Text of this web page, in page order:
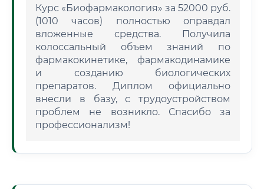
Курс «Биофармакология» за 52000 руб.
(1010 часов) полностью оправдал
вложенные средства. Получила
колоссальный объем знаний по
фармакокинетике, фармакодинамике
и созданию биологических
препаратов. Диплом официально
внесли в базу, с трудоустройством
проблем не возникло. Спасибо за
профессионализм!